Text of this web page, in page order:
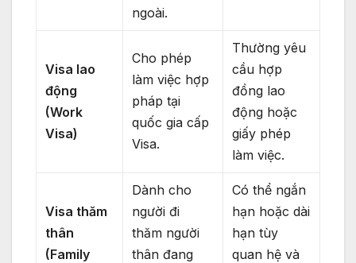
ngoài.
Visa lao
động
(Work
Visa)
Cho phép
làm việc hợp
pháp tại
quốc gia cấp
Visa.
Thường yêu
cầu hợp
đồng lao
động hoặc
giấy phép
làm việc.
Visa thăm
thân
(Family
Dành cho
người đi
thăm người
thân đang
Có thể ngắn
hạn hoặc dài
hạn tùy
quan hệ và